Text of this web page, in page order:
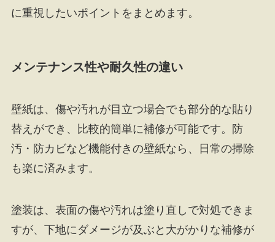
に重視したいポイントをまとめます。
メンテナンス性や耐久性の違い
壁紙は、傷や汚れが目立つ場合でも部分的な貼り
替えができ、比較的簡単に補修が可能です。防
汚・防カビなど機能付きの壁紙なら、日常の掃除
も楽に済みます。
塗装は、表面の傷や汚れは塗り直しで対処できま
すが、下地にダメージが及ぶと大がかりな補修が